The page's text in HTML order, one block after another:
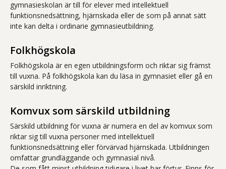
gymnasieskolan är till för elever med intellektuell
funktionsnedsättning, hjärnskada eller de som på annat sätt
inte kan delta i ordinarie gymnasieutbildning.
Folkhögskola
Folkhögskola är en egen utbildningsform och riktar sig främst
till vuxna. På folkhögskola kan du läsa in gymnasiet eller gå en
särskild inriktning.
Komvux som särskild utbildning
Särskild utbildning för vuxna är numera en del av komvux som
riktar sig till vuxna personer med intellektuell
funktionsnedsättning eller förvärvad hjärnskada. Utbildningen
omfattar grundläggande och gymnasial nivå.